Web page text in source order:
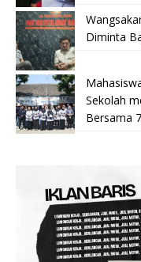
Diminta
Sekolah
Bersama